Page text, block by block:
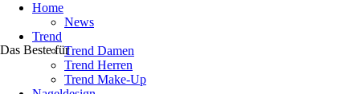
Das Beste für
Home
News
Trend
Trend Damen
Trend Herren
Trend Make-Up